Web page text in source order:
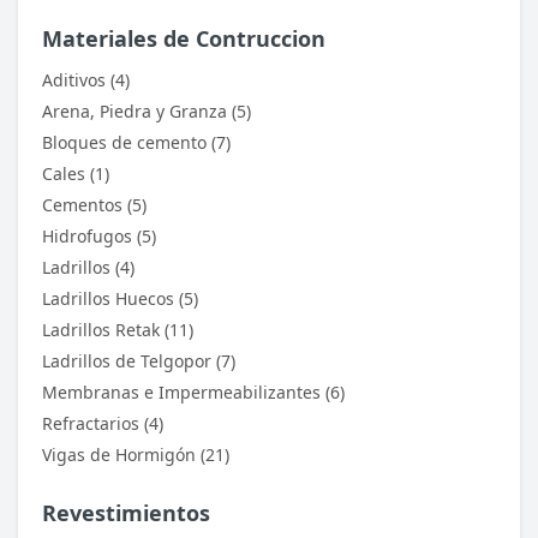
Materiales de Contruccion
Aditivos (4)
Arena, Piedra y Granza (5)
Bloques de cemento (7)
Cales (1)
Cementos (5)
Hidrofugos (5)
Ladrillos (4)
Ladrillos Huecos (5)
Ladrillos Retak (11)
Ladrillos de Telgopor (7)
Membranas e Impermeabilizantes (6)
Refractarios (4)
Vigas de Hormigón (21)
Revestimientos